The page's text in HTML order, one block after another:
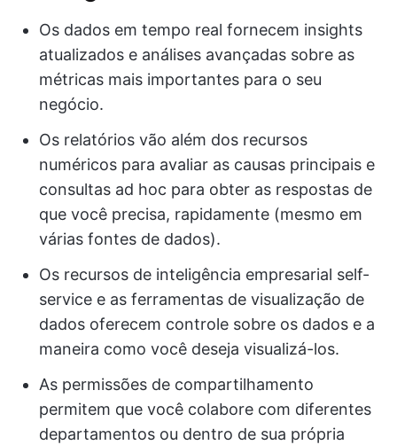
Os dados em tempo real fornecem insights
atualizados e análises avançadas sobre as
métricas mais importantes para o seu
negócio.
Os relatórios vão além dos recursos
numéricos para avaliar as causas principais e
consultas ad hoc para obter as respostas de
que você precisa, rapidamente (mesmo em
várias fontes de dados).
Os recursos de inteligência empresarial self-
service e as ferramentas de visualização de
dados oferecem controle sobre os dados e a
maneira como você deseja visualizá-los.
As permissões de compartilhamento
permitem que você colabore com diferentes
departamentos ou dentro de sua própria